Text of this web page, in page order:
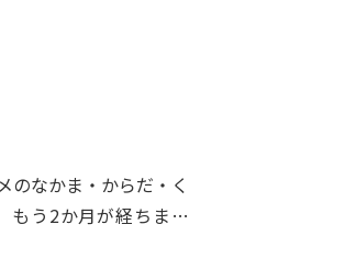
た） リクガメブース
の感想など、 参加者
なく、 もうすこし対
・。 皆さんのカメ研
す！ Tweet
と印象がいまいちで
、ヘビの飼育担当に
き物でした。 細長い
たり、 大きな餌も丸
舌を出すのはにおい
（卵胎生）種がいた
のなかま・からだ・く
もう2か月が経ちまし